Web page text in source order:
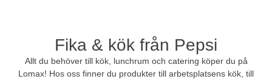
Fika & kök från Pepsi
Allt du behöver till kök, lunchrum och catering köper du på
Lomax! Hos oss finner du produkter till arbetsplatsens kök, till